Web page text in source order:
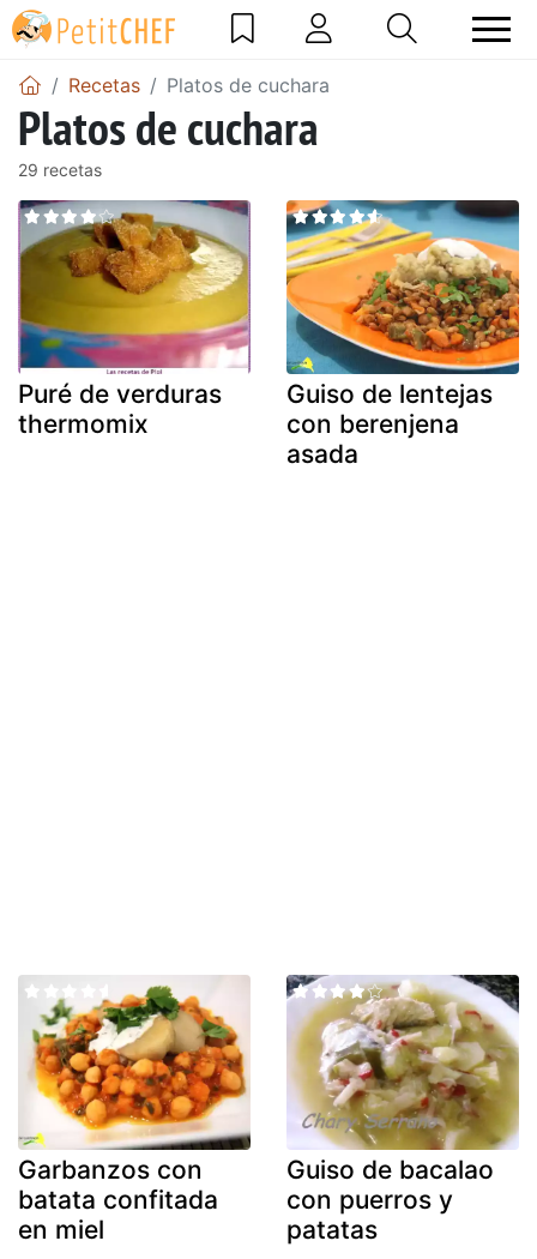
Recetas Platos de cuchara
Platos de cuchara
29 recetas
Puré de verduras
thermomix
Guiso de lentejas
con berenjena
asada
Garbanzos con
batata confitada
en miel
Guiso de bacalao
con puerros y
patatas